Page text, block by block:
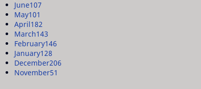
June107
May101
April182
March143
February146
January128
December206
November51